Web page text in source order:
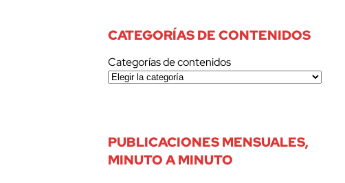
CATEGORÍAS DE CONTENIDOS
Categorías de contenidos
PUBLICACIONES MENSUALES,
MINUTO A MINUTO